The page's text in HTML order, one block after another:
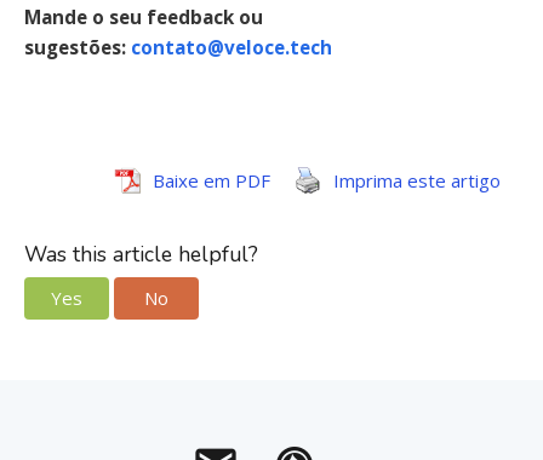
Mande o seu feedback ou
sugestões: contato@veloce.tech
Baixe em PDF Imprima este artigo
Was this article helpful?
Yes No